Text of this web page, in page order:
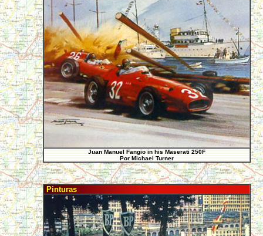
Juan Manuel Fangio in his Maserati 250F
Por Michael Turner
Pinturas